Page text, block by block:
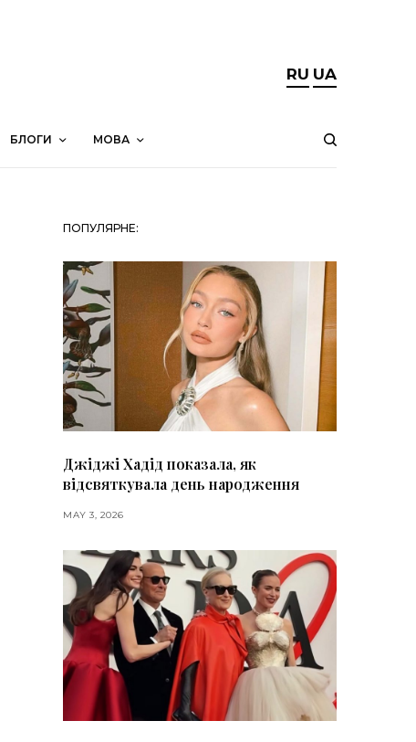
RU UA
БЛОГИ МОВА
ПОПУЛЯРНЕ:
Джіджі Хадід показала, як
відсвяткувала день народження
MAY 3, 2026